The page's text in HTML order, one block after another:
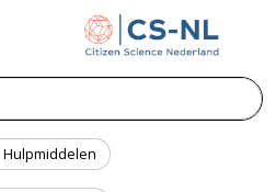
Hulpmiddelen